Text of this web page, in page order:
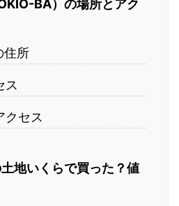
BA）の場所とアク
住所
ス
クセス
地いくらで買った？値